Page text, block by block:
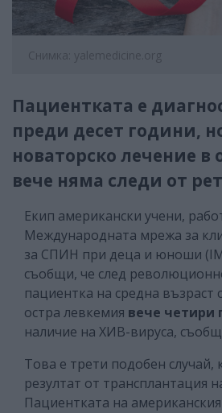
Снимка: yalemedicine.org
Пациентката е
преди десет години,
новаторско лечение в
вече няма следи от
Екип американски учени,
Международната мрежа за
за СПИН при деца и юноши
съобщи, че след
пациентка на средна възраст
остра левкемия вече четири
наличие на ХИВ-вируса,
Това е трети подобен случай,
резултат от трансплантация
Пациентката на американския